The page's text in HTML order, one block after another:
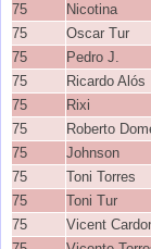
75 Nicotina
75 Oscar Tur
75 Pedro J.
75 Ricardo Alós
75 Rixi
75 Roberto
75 Johnson
75 Toni Torres
75 Toni Tur
75 Vicent